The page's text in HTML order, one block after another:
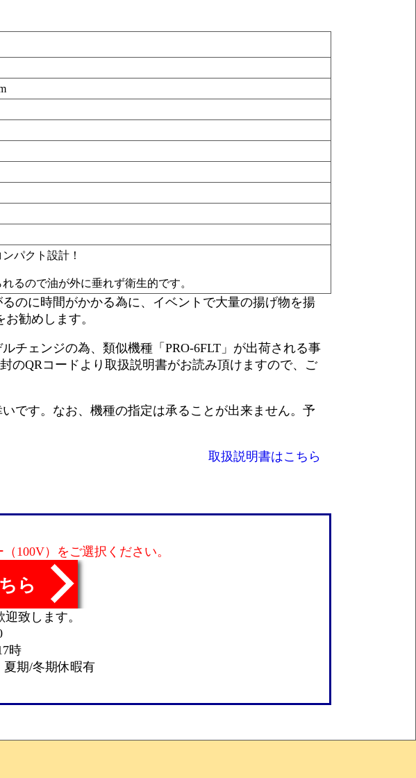
パクト設計！
るので油が外に垂れず衛生的です。
のに時間がかかる為に、イベントで大量の揚げ物を揚
勧めします。
チェンジの為、類似機種「PRO-6FLT」が出荷される事
のQRコードより取扱説明書がお読み頂けますので、ご
です。なお、機種の指定は承ることが出来ません。予
取扱説明書はこちら
100V）をご選択ください。
ら
致します。
時
期/冬期休暇有